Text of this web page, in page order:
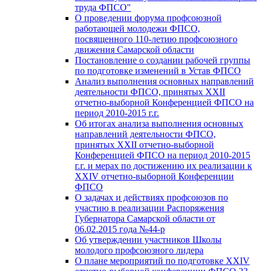
труда ФПСО"
О проведении форума профсоюзной
работающей молодежи ФПСО,
посвященного 110-летию профсоюзного
движения Самарской области
Постановление о создании рабочей группы
по подготовке изменений в Устав ФПСО
Анализ выполнения основных направлений
деятельности ФПСО, принятых XXII
отчетно-выборной Конференцией ФПСО на
период 2010-2015 г.г.
Об итогах анализа выполнения основных
направлений деятельности ФПСО,
принятых XXII отчетно-выборной
Конференцией ФПСО на период 2010-2015
г.г. и мерах по достижению их реализации к
XXIV отчетно-выборной Конференции
ФПСО
О задачах и действиях профсоюзов по
участию в реализации Распоряжения
Губернатора Самарской области от
06.02.2015 года №44-р
Об утверждении участников Школы
молодого профсоюзного лидера
О плане мероприятий по подготовке XXIV